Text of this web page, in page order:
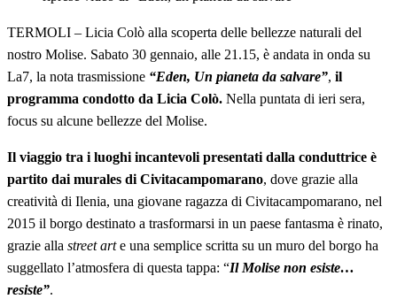
TERMOLI – Licia Colò alla scoperta delle bellezze naturali del
nostro Molise. Sabato 30 gennaio, alle 21.15, è andata in onda su
La7, la nota trasmissione “Eden, Un pianeta da salvare”, il
programma condotto da Licia Colò. Nella puntata di ieri sera,
focus su alcune bellezze del Molise.
Il viaggio tra i luoghi incantevoli presentati dalla conduttrice è
partito dai murales di Civitacampomarano, dove grazie alla
creatività di Ilenia, una giovane ragazza di Civitacampomarano, nel
2015 il borgo destinato a trasformarsi in un paese fantasma è rinato,
grazie alla street arte una semplice scritta su un muro del borgo ha
suggellato l’atmosfera di questa tappa: “Il Molise non esiste…
resiste”.